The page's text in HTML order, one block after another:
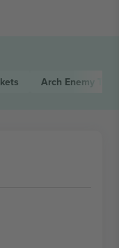
Arch Enemy